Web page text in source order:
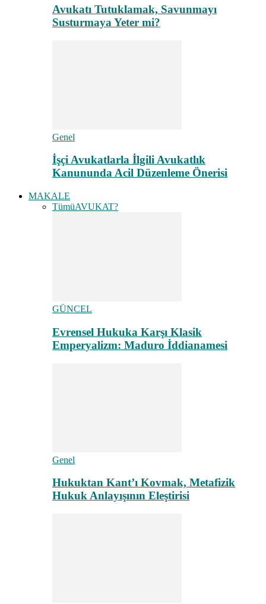
Avukatı Tutuklamak, Savunmayı
Susturmaya Yeter mi?
Genel
İşçi Avukatlarla İlgili Avukatlık
Kanununda Acil Düzenleme Önerisi
MAKALE
TümüAVUKAT?
GÜNCEL
Evrensel Hukuka Karşı Klasik
Emperyalizm: Maduro İddianamesi
Genel
Hukuktan Kant’ı Kovmak, Metafizik
Hukuk Anlayışının Eleştirisi